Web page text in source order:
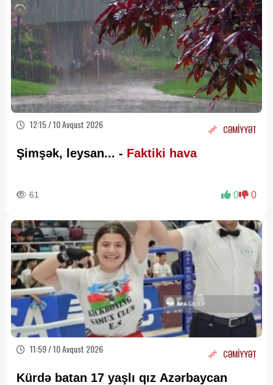
12:15 / 10 Avqust 2026 CƏMİYYƏT
Şimşək, leysan... - Faktiki hava
61 0 0
11:59 / 10 Avqust 2026 CƏMİYYƏT
Kürdə batan 17 yaşlı qız Azərbaycan